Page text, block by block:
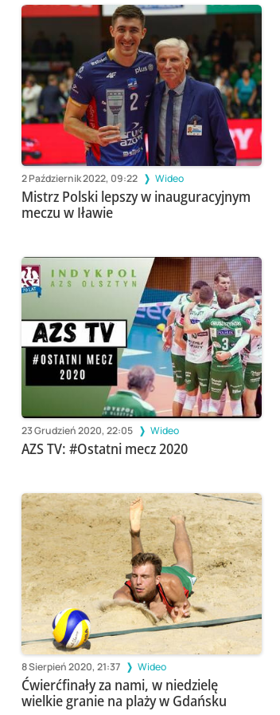
2 Październik 2022, 09:22 Wideo
Mistrz Polski lepszy w inauguracyjnym
meczu w Iławie
23 Grudzień 2020, 22:05 Wideo
AZS TV: #Ostatni mecz 2020
8 Sierpień 2020, 21:37 Wideo
Ćwierćfinały za nami, w niedzielę
wielkie granie na plaży w Gdańsku